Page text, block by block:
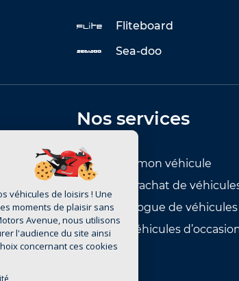
Fliteboard
Sea-doo
Nos services
Entretenir mon véhicule
Reprise et rachat de
Notre catalogue de
Achat de véhicules